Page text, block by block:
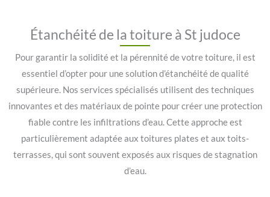
Étanchéité de la toiture à St judoce
Pour garantir la solidité et la pérennité de votre toiture, il est
essentiel d’opter pour une solution d’étanchéité de qualité
supérieure. Nos services spécialisés utilisent des techniques
innovantes et des matériaux de pointe pour créer une protection
fiable contre les infiltrations d’eau. Cette approche est
particulièrement adaptée aux toitures plates et aux toits-
terrasses, qui sont souvent exposés aux risques de stagnation
d’eau.